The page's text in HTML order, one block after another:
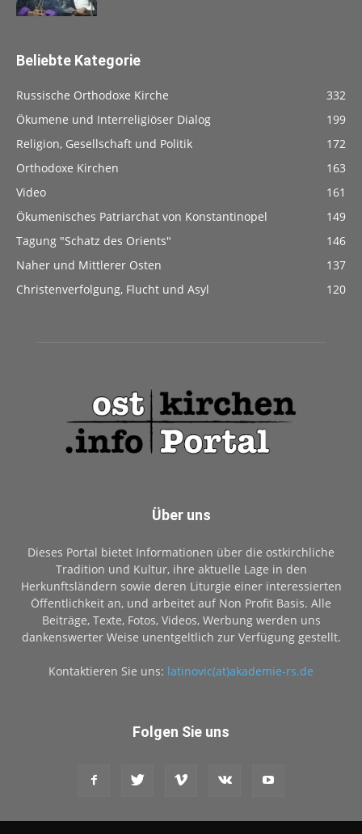
Beliebte Kategorie
Russische Orthodoxe Kirche
332
Ökumene und Interreligiöser Dialog
199
Religion, Gesellschaft und Politik
172
Orthodoxe Kirchen
163
Video
161
Ökumenisches Patriarchat von Konstantinopel
149
Tagung "Schatz des Orients"
146
Naher und Mittlerer Osten
137
Christenverfolgung, Flucht und Asyl
120
Über uns
Dieses Portal bietet Informationen über die ostkirchliche
Tradition und Kultur, ihre aktuelle Lage in den
Herkunftsländern sowie deren Liturgie einer interessierten
Öffentlichkeit an, und arbeitet auf Non Profit Basis. Alle
Beiträge, Texte, Fotos, Videos, Werbung werden uns
dankenswerter Weise unentgeltlich zur Verfügung gestellt.
Kontaktieren Sie uns: latinovic(at)akademie-rs.de
Folgen Sie uns